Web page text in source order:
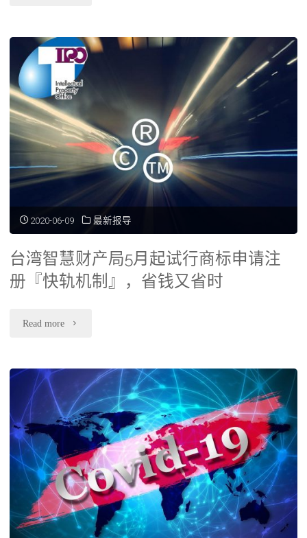
智
财
产
局
月
起
试
行
商
请
注
册
『快
轨
2020-06-09 最新报导
台湾智慧财产局5月起试行商标申请注
册『快轨机制』，省钱又省时
Read more "台
慧
财
产
局
5